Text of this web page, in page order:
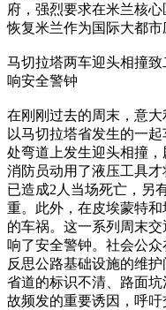
府，强烈要求在米兰核
恢复米兰作为国际大都市
马切拉塔两车迎头相撞
响安全警钟
在刚刚过去的周末，意
以马切拉塔省发生的一
处弯道上发生迎头相撞，
消防员动用了液压工具
已造成2人当场死亡，另
重。此外，在皮埃蒙特
的车祸。这一系列周末
响了安全警钟。社会公
反思公路基础设施的维
省道的标识不清、路面
故频发的重要诱因，呼